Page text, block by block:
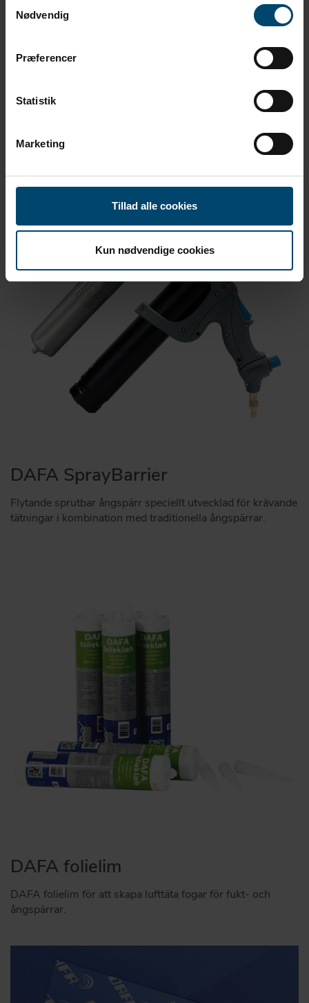
Nødvendig
Præferencer
Statistik
Marketing
Tillad alle cookies
Kun nødvendige cookies
DAFA EzyFold en specialtejp som är förvikt för att täta
DAFA SprayBarrier
Flytande sprutbar ångspärr speciellt utvecklad för krävande
tätningar i kombination med traditionella ångspärrar.
DAFA folielim
DAFA folielim för att skapa lufttäta fogar för fukt- och
ångspärrar.